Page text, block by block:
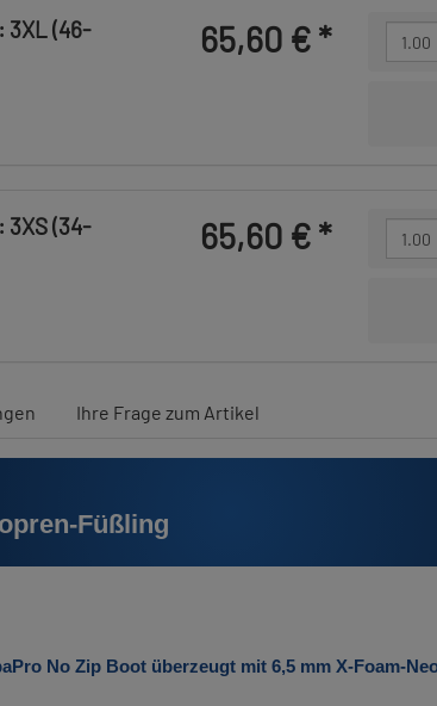
3XL (46-
65,60 €*
3XS (34-
65,60 €*
Ihre Frage zum Artikel
Füßling
No Zip Boot überzeugt mit 6,5 mm X-Foam-